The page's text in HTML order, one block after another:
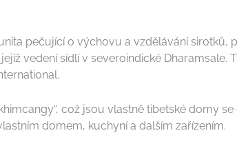
pečující o výchovu a vzdělávání
vedení sídlí v severoindické Dharamsale.
což jsou vlastně tibetské domy
domem, kuchyní a dalším zařízením.